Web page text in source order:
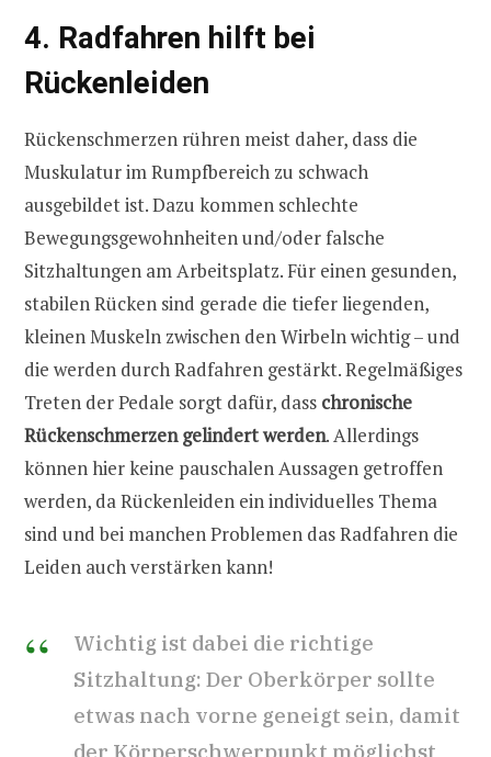
4. Radfahren hilft bei
Rückenleiden
Rückenschmerzen rühren meist daher, dass die
Muskulatur im Rumpfbereich zu schwach
ausgebildet ist. Dazu kommen schlechte
Bewegungsgewohnheiten und/oder falsche
Sitzhaltungen am Arbeitsplatz. Für einen gesunden,
stabilen Rücken sind gerade die tiefer liegenden,
kleinen Muskeln zwischen den Wirbeln wichtig – und
die werden durch Radfahren gestärkt. Regelmäßiges
Treten der Pedale sorgt dafür, dass chronische
Rückenschmerzen gelindert werden. Allerdings
können hier keine pauschalen Aussagen getroffen
werden, da Rückenleiden ein individuelles Thema
sind und bei manchen Problemen das Radfahren die
Leiden auch verstärken kann!
Wichtig ist dabei die richtige
Sitzhaltung: Der Oberkörper sollte
etwas nach vorne geneigt sein, damit
der Körperschwerpunkt möglichst